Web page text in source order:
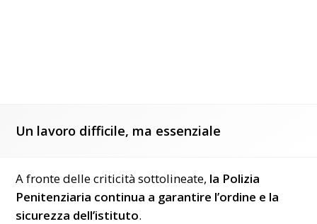
Un lavoro difficile, ma essenziale
A fronte delle criticità sottolineate, la Polizia
Penitenziaria continua a garantire l’ordine e la
sicurezza dell’istituto.